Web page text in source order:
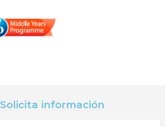
Solicita información